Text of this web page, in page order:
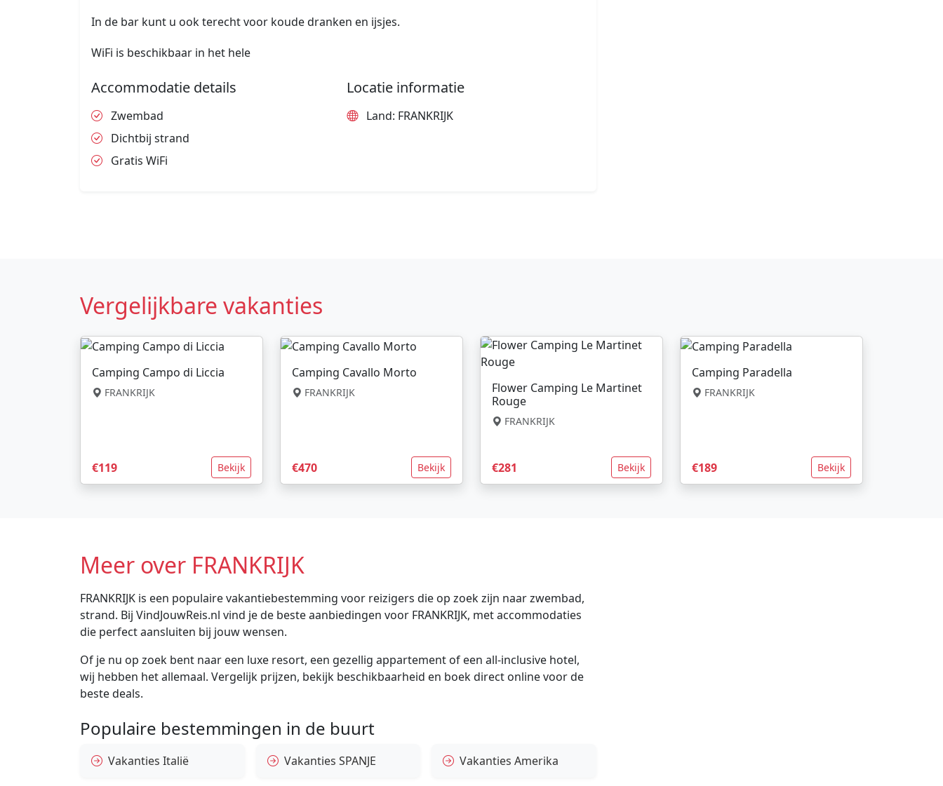
In de bar kunt u ook terecht voor koude dranken en ijsjes.
WiFi is beschikbaar in het hele
Accommodatie details
Zwembad
Dichtbij strand
Gratis WiFi
Locatie informatie
Land: FRANKRIJK
Vergelijkbare vakanties
Camping Campo di Liccia
FRANKRIJK
€119 Bekijk
Camping Cavallo Morto
FRANKRIJK
€470 Bekijk
Flower Camping Le Martinet
Rouge
FRANKRIJK
€281 Bekijk
Camping Paradella
FRANKRIJK
€189 Bekijk
Meer over FRANKRIJK
FRANKRIJK is een populaire vakantiebestemming voor reizigers die op zoek zijn naar zwembad,
strand. Bij VindJouwReis.nl vind je de beste aanbiedingen voor FRANKRIJK, met accommodaties
die perfect aansluiten bij jouw wensen.
Of je nu op zoek bent naar een luxe resort, een gezellig appartement of een all-inclusive hotel,
wij hebben het allemaal. Vergelijk prijzen, bekijk beschikbaarheid en boek direct online voor de
beste deals.
Populaire bestemmingen in de buurt
Vakanties Italië Vakanties SPANJE Vakanties Amerika